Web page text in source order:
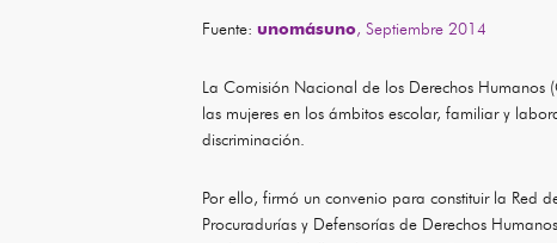
Fuente: unomásuno, Septiembre 2014
La Comisión Nacional de los Derechos Humanos
las mujeres en los ámbitos escolar, familiar y
discriminación.
Por ello, firmó un convenio para constituir la Red
Procuradurías y Defensorías de Derechos